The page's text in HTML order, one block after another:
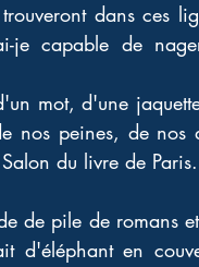
dans ces
je capable de
mot, d'une
nos peines, de
du livre de Paris.
de pile de romans
d'éléphant en